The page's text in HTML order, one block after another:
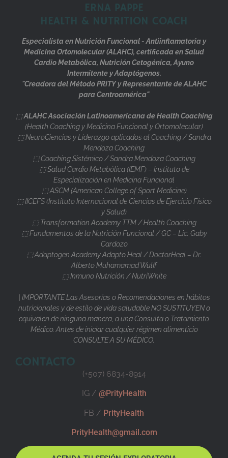
ERNA PAPPE
HEALTH & NUTRITION COACH
Especialista en Nutrición Funcional - Antiinflamatoria y
Medicina Ortomolecular (ALAHC), certificada en Salud
Cardio Metabólica, Nutrición Cetogénica, Ayuno
Intermitente y Adaptógenos.
"Creadora del Método PRITY y Representante de ALAHC
para Centroamérica"
⬚ ALAHC Asociación Latinoamericana de Health Coaching
(Health Coaching y Medicina Funcional y Ortomolecular)
⬚ NeuroCiencias y Liderazgo aplicados al Coaching / Sandra
Mendoza Coaching
⬚ Coaching Sistémico / Sandra Mendoza Coaching
⬚ Salud Cardio Metabólica (IEMF) – Instituto de
Especialización en Medicina Funcional
⬚ ASCM (American College of Sport Medicine)
⬚ IICEFS (Instituto Internacional de Ciencias de Ejercicio Físico
y Salud)
⬚ Transformation Academy TTM / Health Coaching
⬚ Fundamentos de la Nutrición Funcional / GC – Lic. Gaby
Cardozo
⬚ Adaptogen Academy Adapto Heal / DoctorHeal – Dr.
Alberto Muhamamad Wulff
⬚ Inmuno Nutrición / NutriWhite
| IMPORTANTE Las Asesorías o Recomendaciones en hábitos
nutricionales y de estilo de vida saludable NO SUSTITUYEN o
equivalen de ninguna manera, a una Consulta o Tratamiento
Médico. Antes de iniciar cualquier régimen alimenticio
CONSULTE A SU MÉDICO.
CONTACTO
(+507) 6834-8914
IG / @PrityHealth
FB / PrityHealth
PrityHealth@gmail.com